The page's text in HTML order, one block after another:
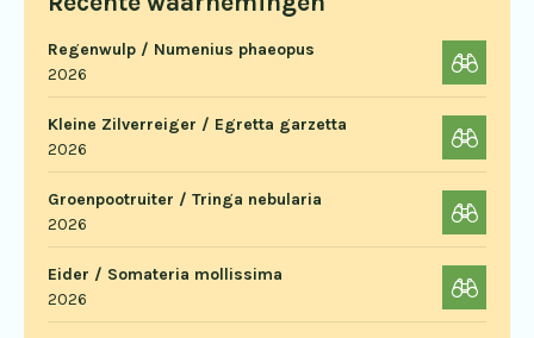
Regenwulp / Numenius phaeopus
2026
Kleine Zilverreiger / Egretta garzetta
2026
Groenpootruiter / Tringa nebularia
2026
Eider / Somateria mollissima
2026